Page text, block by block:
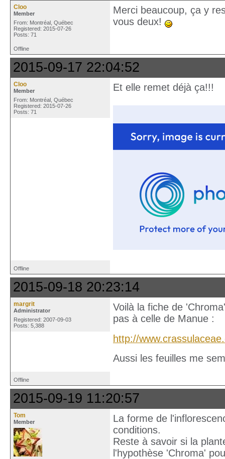
Cloo
Member
From: Montréal, Québec
Registered: 2015-07-26
Posts: 71
Merci beaucoup, ça y
vous deux!
Offline
2015-09-17 22:04:52
Cloo
Member
From: Montréal, Québec
Registered: 2015-07-26
Posts: 71
Et elle remet déjà ça!!!
Offline
2015-09-18 20:23:14
margrit
Administrator
Registered: 2007-09-03
Posts: 5,388
Voilà la fiche de
pas à celle de Manue :
http://
Aussi les feuilles me
Offline
2015-09-19 11:20:57
Tom
Member
La forme de
conditions.
Reste à savoir si la
l'hypothèse 'Chroma'